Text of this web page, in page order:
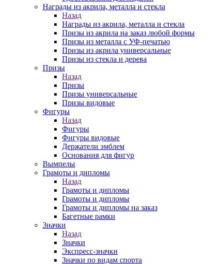
Награды из акрила, металла и стекла
Назад
Награды из акрила, металла и стекла
Призы из акрила на заказ любой формы
Призы из металла с УФ-печатью
Призы из акрила универсальные
Призы из стекла и дерева
Призы
Назад
Призы
Призы универсальные
Призы видовые
Фигуры
Назад
Фигуры
Фигуры видовые
Держатели эмблем
Основания для фигур
Вымпелы
Грамоты и дипломы
Назад
Грамоты и дипломы
Грамоты и дипломы
Грамоты и дипломы на заказ
Багетные рамки
Значки
Назад
Значки
Экспресс-значки
Значки по видам спорта